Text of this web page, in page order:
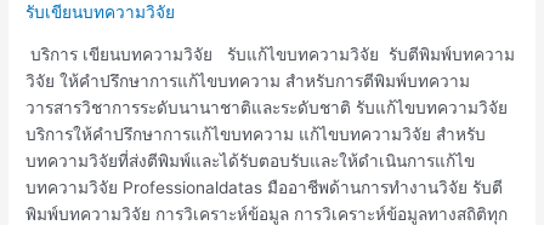
รับเขียนบทความวิจัย
บริการ เขียนบทความวิจัย รับแก้ไขบทความวิจัย รับตีพิมพ์บทความ
วิจัย ให้คำปรึกษาการแก้ไขบทความ สำหรับการตีพิมพ์บทความ
วารสารวิชาการระดับนานาชาติและระดับชาติ รับแก้ไขบทความวิจัย
บริการให้คำปรึกษาการแก้ไขบทความ แก้ไขบทความวิจัย สำหรับ
บทความวิจัยที่ส่งตีพิมพ์และได้รับตอบรับและให้ดำเนินการแก้ไข
บทความวิจัย Professionaldatas มืออาชีพด้านการทำงานวิจัย รับตี
พิมพ์บทความวิจัย การวิเคราะห์ข้อมูล การวิเคราะห์ข้อมูลทางสถิติทุก
บทความ
วิจัย